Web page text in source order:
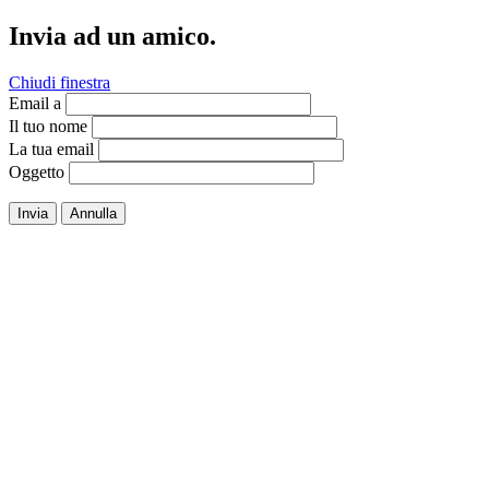
Invia ad un amico.
Chiudi finestra
Email a
Il tuo nome
La tua email
Oggetto
Invia Annulla